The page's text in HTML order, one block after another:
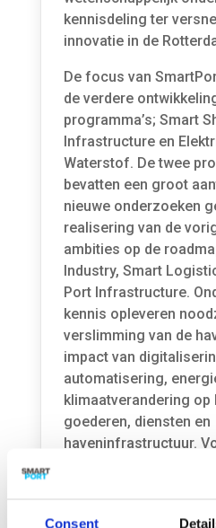
Consent
kennisdeling ter
innovatie in de
De focus van
de verdere
programma’s; Smart
Infrastructure en
Waterstof. De twee
bevatten een groot
nieuwe onderzoeken
realisering van de
ambities op de
Industry, Smart
Port Infrastructure.
kennis opleveren
verslimming van de
impact van
automatisering,
klimaatverandering op
goederen, diensten en
haveninfrastructuur.